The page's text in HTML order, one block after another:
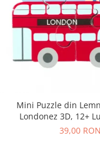
Mini Puzzle din
Londonez 3D, 12+
39,00 RON